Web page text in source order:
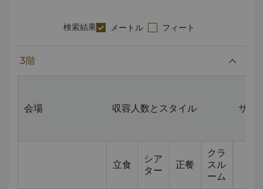
検索結果 メートル フィート
3階
会場 収容人数とスタイル サイ
立食
シア
ター
正餐
クラ
スル
ーム